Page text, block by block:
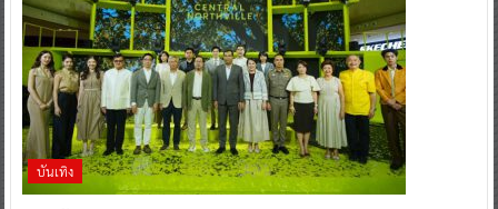
บันเทิง